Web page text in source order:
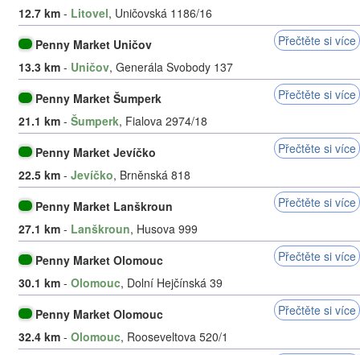
12.7 km - Litovel, Uničovská 1186/16
Penny Market Uničov
Přečtěte si více
13.3 km - Uničov, Generála Svobody 137
Penny Market Šumperk
Přečtěte si více
21.1 km - Šumperk, Fialova 2974/18
Penny Market Jevíčko
Přečtěte si více
22.5 km - Jevíčko, Brněnská 818
Penny Market Lanškroun
Přečtěte si více
27.1 km - Lanškroun, Husova 999
Penny Market Olomouc
Přečtěte si více
30.1 km - Olomouc, Dolní Hejčínská 39
Penny Market Olomouc
Přečtěte si více
32.4 km - Olomouc, Rooseveltova 520/1